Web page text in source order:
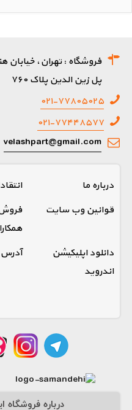
فروشگاه : تهران، خیابان
پل زین الدین پلاک ۷۶۰
۰۲۱-۷۷۸۰۵۰۲۵
۰۲۱-۷۷۴۴۸۵۷۷
velashpart@gmail.com
درباره ما
قوانین وب سایت
فروش
دانلود اپلیکیشن
اندروید
درباره فروشگاه